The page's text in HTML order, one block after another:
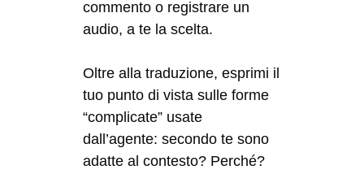
commento o registrare un
audio, a te la scelta.
Oltre alla traduzione, esprimi il
tuo punto di vista sulle forme
“complicate” usate
dall’agente: secondo te sono
adatte al contesto? Perché?